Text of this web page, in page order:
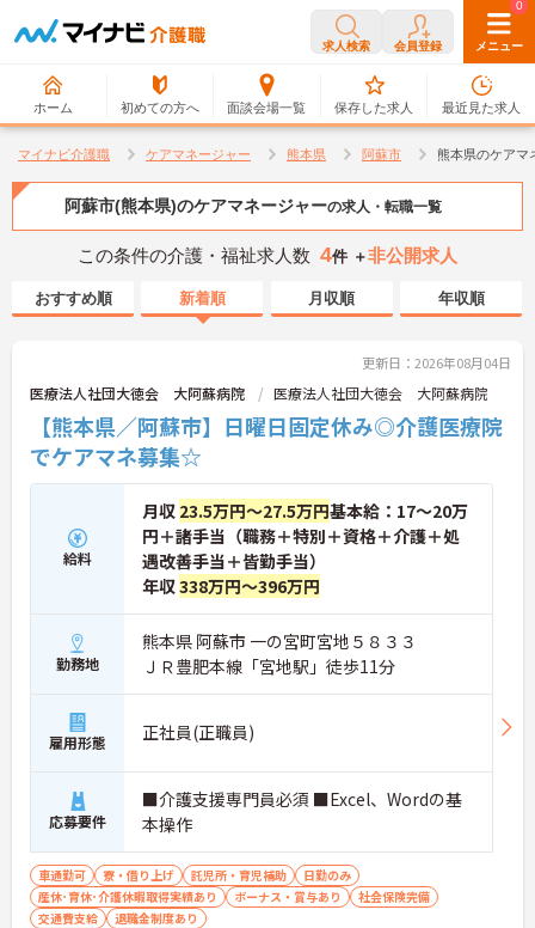
求人検索 会員登録 メニュー
ホーム 初めての方へ 面談会場一覧
0
保存した求人
0
最近見た求人
マイナビ介護職 ケアマネージャー 熊本県 阿蘇市 熊本県のケアマ
阿蘇市(熊本県)のケアマネージャーの求人・転職一覧
この条件の介護・福祉求人数 4件 ＋非公開求人
おすすめ順 新着順 月収順 年収順
更新日：2026年08月04日
医療法人社団大徳会 大阿蘇病院 医療法人社団大徳会 大阿蘇病院
【熊本県／阿蘇市】日曜日固定休み◎介護医療院
でケアマネ募集☆
給料
月収 23.5万円～27.5万円基本給：17～20万
円＋諸手当（職務＋特別＋資格＋介護＋処
遇改善手当＋皆勤手当）
年収338万円～396万円
勤務地
熊本県 阿蘇市 一の宮町宮地５８３３
ＪＲ豊肥本線「宮地駅」徒歩11分
雇用形態 正社員(正職員)
応募要件
■介護支援専門員必須 ■Excel、Wordの基
本操作
車通勤可 寮・借り上げ 託児所・育児補助
日勤のみ
産休･育休･介護休暇取得実績あり
ボーナス・賞与あり
社会保険完備
交通費支給
退職金制度あり